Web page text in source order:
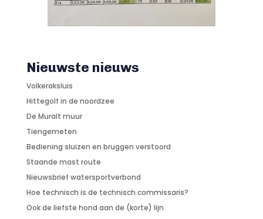
Nieuwste nieuws
Volkeraksluis
Hittegolf in de noordzee
De Muralt muur
Tiengemeten
Bediening sluizen en bruggen verstoord
Staande mast route
Nieuwsbrief watersportverbond
Hoe technisch is de technisch commissaris?
Ook de liefste hond aan de (korte) lijn